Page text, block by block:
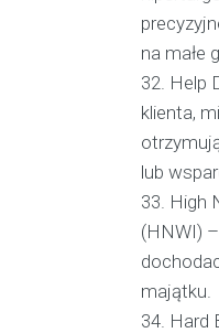
na małe
Help
klienta,
lub
High
(HNWI)
majątku.
Hard